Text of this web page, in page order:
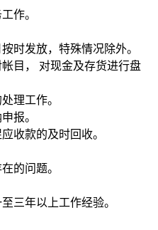
作。
时发放，特殊情况除外。
目， 对现金及存货进行盘
理工作。
报。
收款的及时回收。
的问题。
三年以上工作经验。